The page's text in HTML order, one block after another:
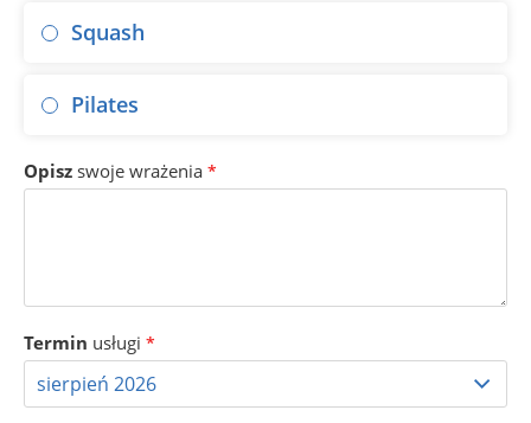
Squash
Pilates
Opisz swoje wrażenia *
Termin usługi *